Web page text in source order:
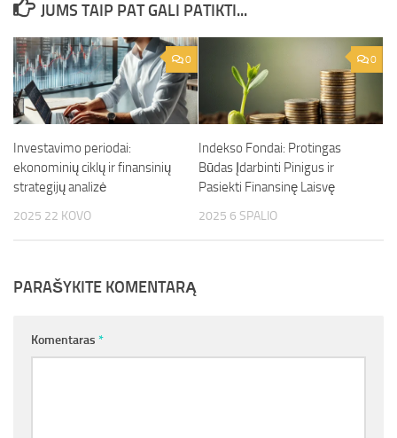
JUMS TAIP PAT GALI PATIKTI...
0
Investavimo periodai:
ekonominių ciklų ir finansinių
strategijų analizė
2025 22 KOVO
0
Indekso Fondai: Protingas
Būdas Įdarbinti Pinigus ir
Pasiekti Finansinę Laisvę
2025 6 SPALIO
PARAŠYKITE KOMENTARĄ
Komentaras *